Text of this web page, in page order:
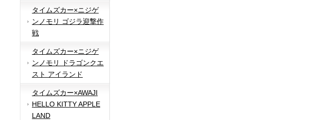
タイムズカー×ニジゲ
ンノモリ ゴジラ迎撃作
戦
タイムズカー×ニジゲ
ンノモリ ドラゴンクエ
スト アイランド
タイムズカー×AWAJI
HELLO KITTY APPLE
LAND